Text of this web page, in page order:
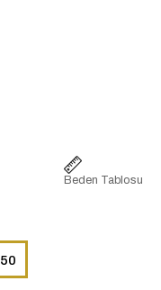
Beden Tablosu
50